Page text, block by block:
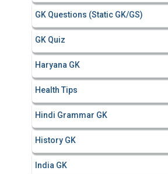
GK Questions (Static GK/GS)
GK Quiz
Haryana GK
Health Tips
Hindi Grammar GK
History GK
India GK